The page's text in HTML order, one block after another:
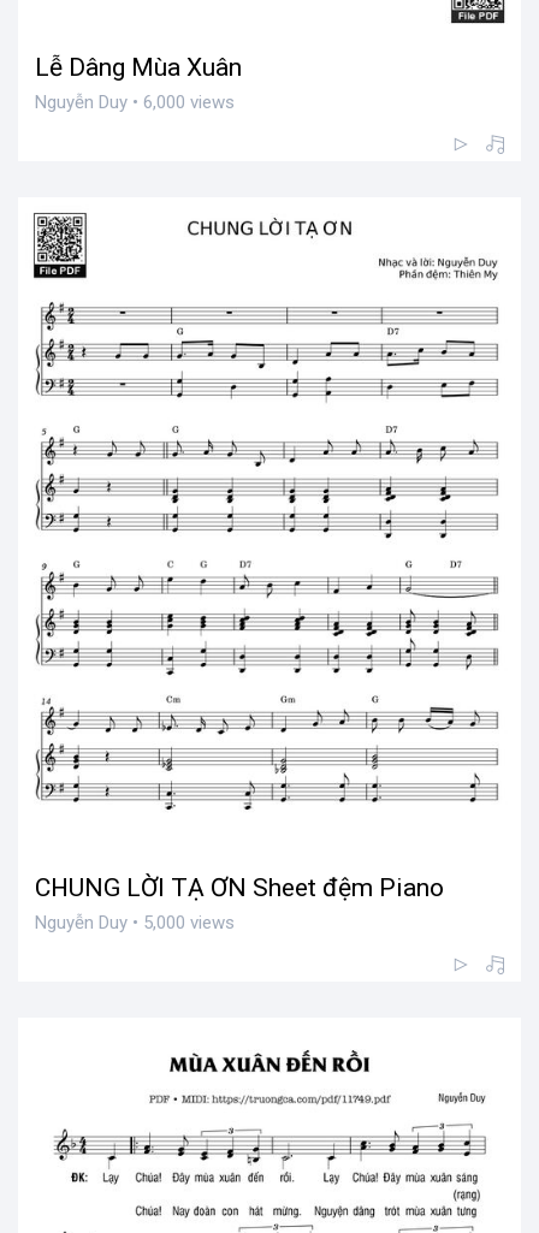
Lễ Dâng Mùa Xuân
Nguyễn Duy • 6,000 views
CHUNG LỜI TẠ ƠN Sheet đệm Piano
Nguyễn Duy • 5,000 views